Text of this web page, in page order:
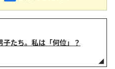
たち。私は「何位」？